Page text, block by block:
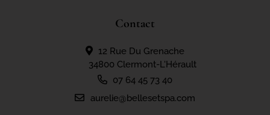
Contact
12 Rue Du Grenache
34800 Clermont-L'Hérault
07 64 45 73 40
aurelie@bellesetspa.com